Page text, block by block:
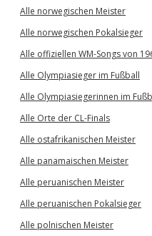
Alle norwegischen Meister
Alle norwegischen Pokalsieger
Alle offiziellen WM-Songs von
Alle Olympiasieger im Fußball
Alle Olympiasiegerinnen im
Alle Orte der CL-Finals
Alle ostafrikanischen Meister
Alle panamaischen Meister
Alle peruanischen Meister
Alle peruanischen Pokalsieger
Alle polnischen Meister